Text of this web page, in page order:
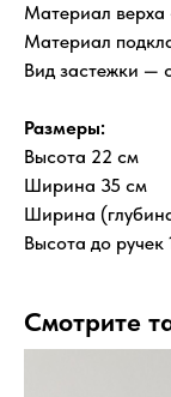
Материал
Материал
Вид застежки —
Размеры:
Высота 22 см
Ширина 35 см
Ширина
Высота до ручек
Смотрите